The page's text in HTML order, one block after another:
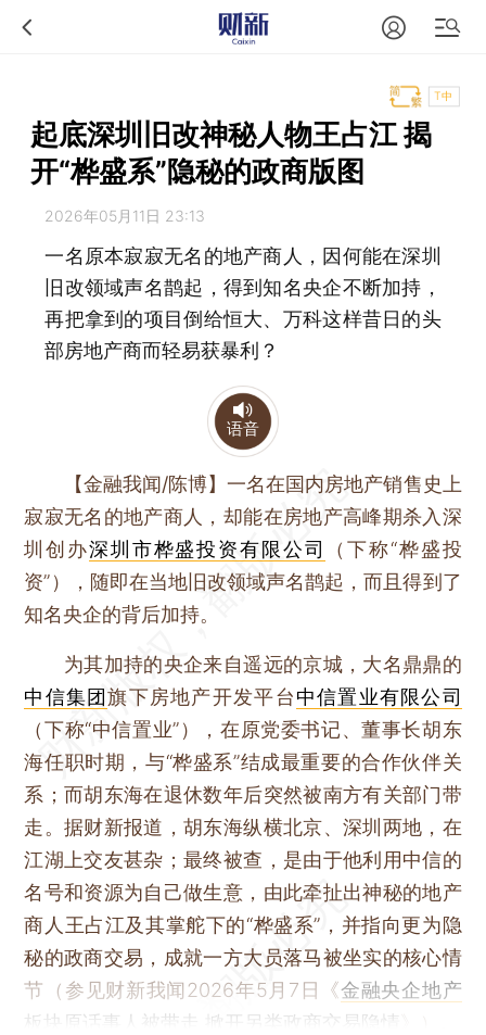
T中
起底深圳旧改神秘人物王占江 揭
开“桦盛系”隐秘的政商版图
2026年05月11日 23:13
一名原本寂寂无名的地产商人，因何能在深圳
旧改领域声名鹊起，得到知名央企不断加持，
再把拿到的项目倒给恒大、万科这样昔日的头
部房地产商而轻易获暴利？
语音
【金融我闻/陈博】一名在国内房地产销售史上
寂寂无名的地产商人，却能在房地产高峰期杀入深
圳创办深圳市桦盛投资有限公司
（下称“桦盛投
资”），随即在当地旧改领域声名鹊起，而且得到了
知名央企的背后加持。
为其加持的央企来自遥远的京城，大名鼎鼎的
中信集团旗下房地产开发平台中信置业有限公司
（下称“中信置业”），在原党委书记、董事长胡东
海任职时期，与“桦盛系”结成最重要的合作伙伴关
系；而胡东海在退休数年后突然被南方有关部门带
走。据财新报道，胡东海纵横北京、深圳两地，在
江湖上交友甚杂；最终被查，是由于他利用中信的
名号和资源为自己做生意，由此牵扯出神秘的地产
商人王占江及其掌舵下的“桦盛系”，并指向更为隐
秘的政商交易，成就一方大员落马被坐实的核心情
节（参见财新我闻2026年5月7日《金融央企地产
板块原话事人被带走 掀开另类政商交易隐情